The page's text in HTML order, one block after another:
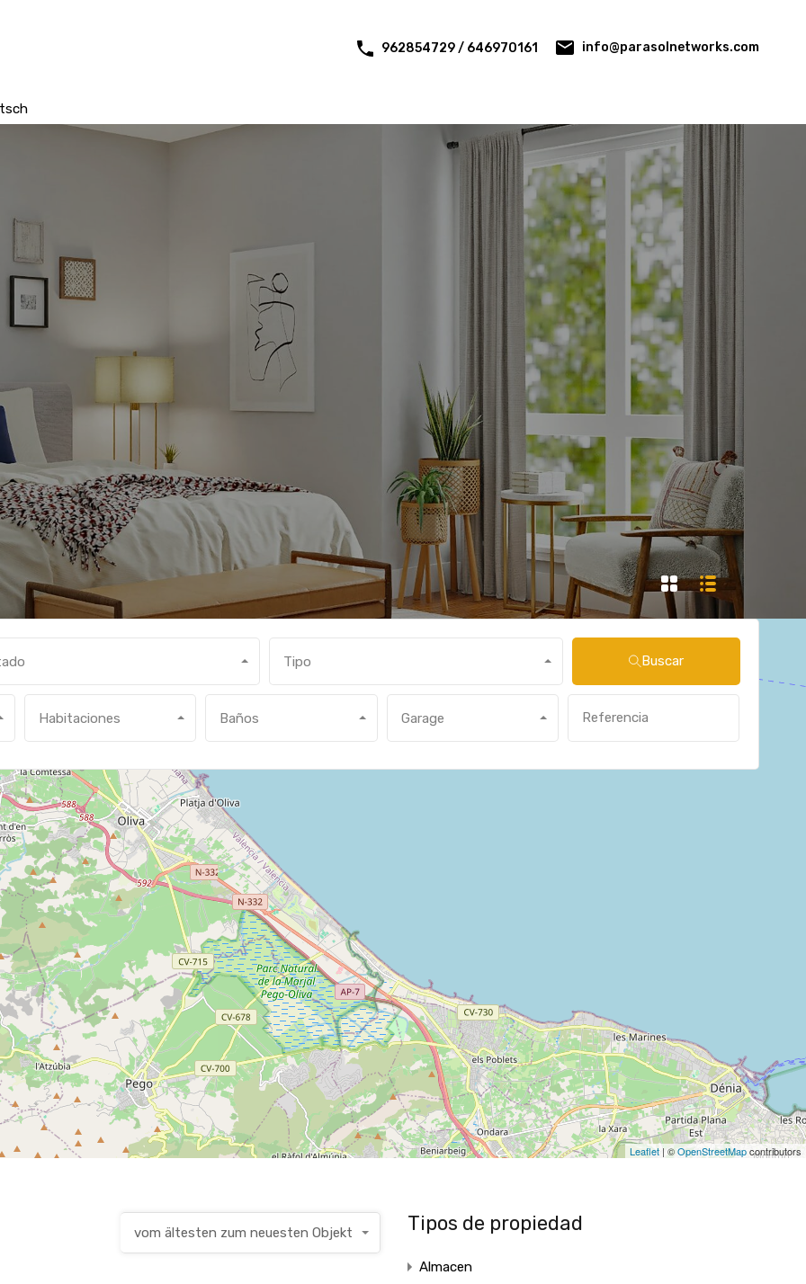
962854729 / 646970161 info@parasolnetworks.com
Tipo Buscar
Habitaciones Baños Garage
Leaflet | ©OpenStreetMapcontributors
vom ältesten zum neuesten Objekt Tipos de propiedad
Almacen